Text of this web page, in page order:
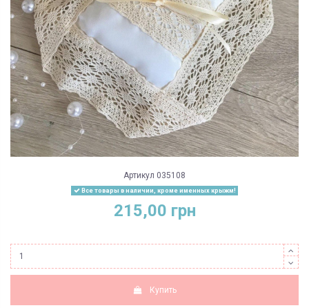
Артикул 035108
Все товары в наличии, кроме именных крыжм!
215,00 грн
Купить